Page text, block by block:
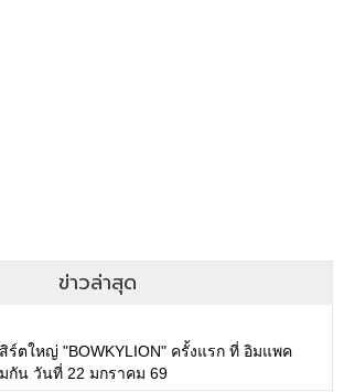
ข่าวล่าสุด
ร์ตใหญ่ "BOWKYLION" ครั้งแรก ที่ อิมแพค
กัน วันที่ 22 มกราคม 69